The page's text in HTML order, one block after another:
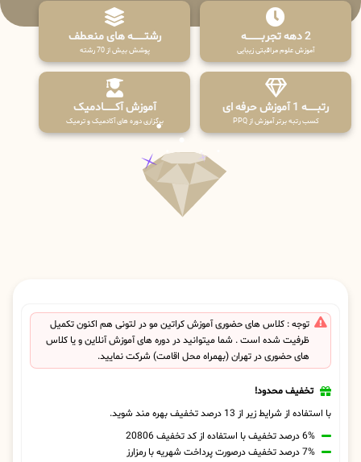
2 دهه تجربـــــــــه
آموزش علوم مراقبتی زیبایی
رشتـــــــه های منعطف
پوشش بیش از 70 رشته
رتبــــــه 1 آموزش حرفه ای
کسب رتبه برتر آموزش از PPQ
آموزش آکـــــــادمیک
برگزاری دوره های آکادمیک و ترمیک
توجه : کلاس های حضوری آموزش کراتین مو در لتونی هم اکنون تکمیل
ظرفیت شده است . شما میتوانید در دوره های آموزش آنلاین و یا کلاس
های حضوری در تهران (بهمراه محل اقامت) شرکت نمایید.
تخفیف محدود!
با استفاده از شرایط زیر از 13 درصد تخفیف بهره مند شوید.
6% درصد تخفیف با استفاده از کد تخفیف 20806
7% درصد تخفیف درصورت پرداخت شهریه با رمزارز